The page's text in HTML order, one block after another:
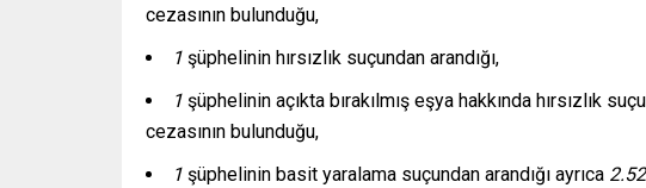
cezasının bulunduğu,
1 şüphelinin hırsızlık suçundan arandığı,
1 şüphelinin açıkta bırakılmış eşya hakkında hırsızlık
cezasının bulunduğu,
1 şüphelinin basit yaralama suçundan arandığı ayrıca